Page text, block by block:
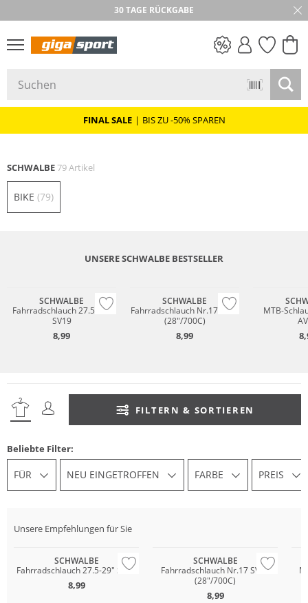
30 TAGE RÜCKGABE
FINAL SALE | BIS ZU -50% SPAREN
SCHWALBE79 Artikel
BIKE (79)
UNSERE SCHWALBE BESTSELLER
SCHWALBE
Fahrradschlauch 27.5-29"
SV19
8,99
SCHWALBE
Fahrradschlauch Nr.17 SV40
(28"/700C)
8,99
MTB-
FILTERN & SORTIEREN
Beliebte Filter:
FÜR NEU EINGETROFFEN FARBE PREIS
Unsere Empfehlungen für Sie
SCHWALBE
Fahrradschlauch 27.5-29" SV19
8,99
SCHWALBE
Fahrradschlauch Nr.17 SV40
(28"/700C)
8,99